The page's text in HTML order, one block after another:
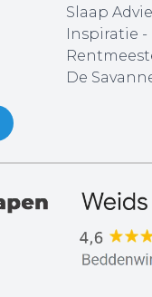
Slaap
Inspiratie -
De